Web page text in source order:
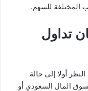
المختلفة للسهم.
تداول
أولا إلى حالة
سوق المال السعودي أو